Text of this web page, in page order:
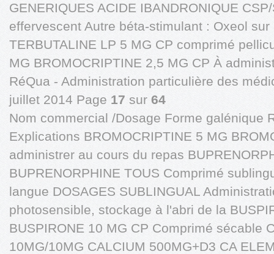
GENERIQUES ACIDE IBANDRONIQUE
effervescent Autre béta-stimulant : Oxeol
TERBUTALINE LP 5 MG CP comprimé
MG BROMOCRIPTINE 2,5 MG CP À
RéQua - Administration particulière des
juillet 2014 Page 17 sur 64
Nom commercial /Dosage Forme galénique
Explications BROMOCRIPTINE 5 MG
administrer au cours du repas
BUPRENORPHINE TOUS Comprimé
langue DOSAGES SUBLINGUAL
photosensible, stockage à l'abri de la
BUSPIRONE 10 MG CP Comprimé sécable
10MG/10MG CALCIUM 500MG+D3 CA